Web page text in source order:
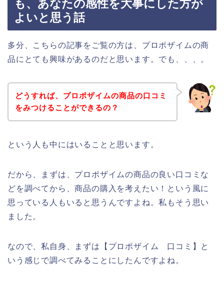
も、あなたの感性を大事にした方が
よいと思う話
多分、こちらの記事をご覧の方は、プロポザイムの商
品にとても興味があるのだと思います。でも、、、。
どうすれば、プロポザイムの商品の口コミ
をみつけることができるの？
という人も中にはいることと思います。
だから、まずは、プロポザイムの商品の良い口コミな
どを調べてから、商品の購入を考えたい！という風に
思っている人もいると思うんですよね。私もそう思い
ました。
なので、私自身、まずは【プロポザイム 口コミ】と
いう感じで調べてみることにしたんですよね。